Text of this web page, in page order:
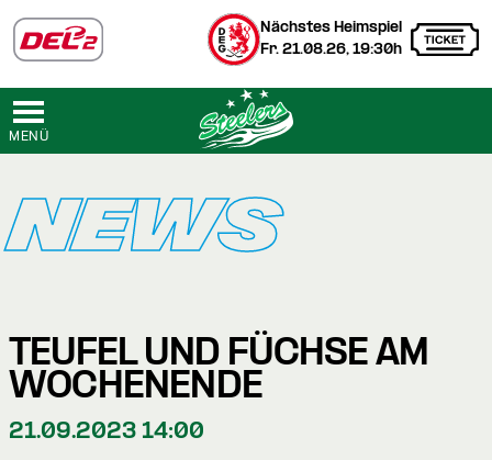
Nächstes Heimspiel
Fr. 21.08.26, 19:30h
MENÜ
NEWS
TEUFEL UND FÜCHSE AM
WOCHENENDE
21.09.2023 14:00